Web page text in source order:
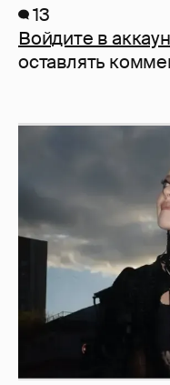
13
Войдите в
оставлять